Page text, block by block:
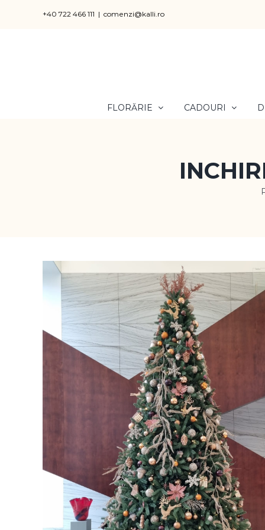
+40 722 466 111 | comenzi@kalli.ro
FLORĂRIE CADOURI